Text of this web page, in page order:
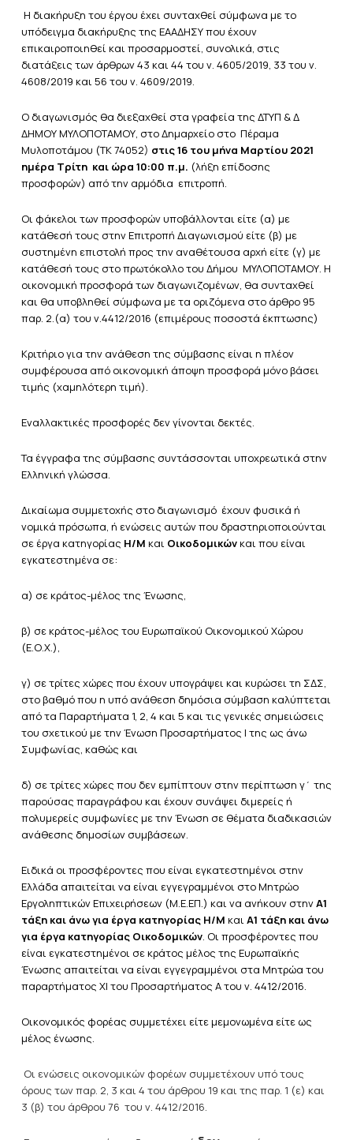
Η διακήρυξη του έργου έχει συνταχθεί σύμφωνα με το
υπόδειγμα διακήρυξης της ΕΑΑΔΗΣΥ που έχουν
επικαιροποιηθεί και προσαρμοστεί, συνολικά, στις
διατάξεις των άρθρων 43 και 44 του ν. 4605/2019, 33 του ν.
4608/2019 και 56 του ν. 4609/2019.
Ο διαγωνισμός θα διεξαχθεί στα γραφεία της ΔΤΥΠ & Δ
ΔΗΜΟΥ ΜΥΛΟΠΟΤΑΜΟΥ, στο Δημαρχείο στο Πέραμα
Μυλοποτάμου (ΤΚ 74052) στις 16 του μήνα Μαρτίου 2021
ημέρα Τρίτη και ώρα 10:00 π.μ. (λήξη επίδοσης
προσφορών) από την αρμόδια επιτροπή.
Οι φάκελοι των προσφορών υποβάλλονται είτε (α) με
κατάθεσή τους στην Επιτροπή Διαγωνισμού είτε (β) με
συστημένη επιστολή προς την αναθέτουσα αρχή είτε (γ) με
κατάθεσή τους στο πρωτόκολλο του Δήμου ΜΥΛΟΠΟΤΑΜΟΥ. Η
οικονομική προσφορά των διαγωνιζομένων, θα συνταχθεί
και θα υποβληθεί σύμφωνα με τα οριζόμενα στο άρθρο 95
παρ. 2.(α) του ν.4412/2016 (επιμέρους ποσοστά έκπτωσης)
Κριτήριο για την ανάθεση της σύμβασης είναι η πλέον
συμφέρουσα από οικονομική άποψη προσφορά μόνο βάσει
τιμής (χαμηλότερη τιμή).
Εναλλακτικές προσφορές δεν γίνονται δεκτές.
Τα έγγραφα της σύμβασης συντάσσονται υποχρεωτικά στην
Ελληνική γλώσσα.
Δικαίωμα συμμετοχής στο διαγωνισμό έχουν φυσικά ή
νομικά πρόσωπα, ή ενώσεις αυτών που δραστηριοποιούνται
σε έργα κατηγορίας Η/Μ και Οικοδομικώνκαι που είναι
εγκατεστημένα σε:
α) σε κράτος-μέλος της Ένωσης,
β) σε κράτος-μέλος του Ευρωπαϊκού Οικονομικού Χώρου
(Ε.Ο.Χ.),
γ) σε τρίτες χώρες που έχουν υπογράψει και κυρώσει τη ΣΔΣ,
στο βαθμό που η υπό ανάθεση δημόσια σύμβαση καλύπτεται
από τα Παραρτήματα 1, 2, 4 και 5 και τις γενικές σημειώσεις
του σχετικού με την Ένωση Προσαρτήματος I της ως άνω
Συμφωνίας, καθώς και
δ) σε τρίτες χώρες που δεν εμπίπτουν στην περίπτωση γ΄ της
παρούσας παραγράφου και έχουν συνάψει διμερείς ή
πολυμερείς συμφωνίες με την Ένωση σε θέματα διαδικασιών
ανάθεσης δημοσίων συμβάσεων.
Ειδικά οι προσφέροντες που είναι εγκατεστημένοι στην
Ελλάδα απαιτείται να είναι εγγεγραμμένοι στο Μητρώο
Εργοληπτικών Επιχειρήσεων (Μ.Ε.ΕΠ.) και να ανήκουν στηνΑ1
τάξηκαι άνω για έργα κατηγορίας Η/Μ και Α1 τάξηκαι άνω
για έργα κατηγορίας Οικοδομικών. Οι προσφέροντες που
είναι εγκατεστημένοι σε κράτος μέλος της Ευρωπαϊκής
Ένωσης απαιτείται να είναι εγγεγραμμένοι στα Μητρώα του
παραρτήματος ΧΙ του Προσαρτήματος Α του ν. 4412/2016.
Οικονομικός φορέας συμμετέχει είτε μεμονωμένα είτε ως
μέλος ένωσης.
Οι ενώσεις οικονομικών φορέων συμμετέχουν υπό τους
όρους των παρ. 2, 3 και 4 του άρθρου 19 και της παρ. 1 (ε) και
3 (β) του άρθρου 76 του ν. 4412/2016.